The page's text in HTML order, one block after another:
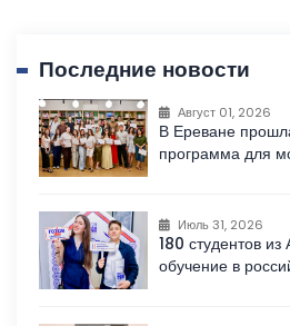
Последние новости
Август 01, 2026
В Ереване
программа для
Июль 31, 2026
180 студентов
обучение в